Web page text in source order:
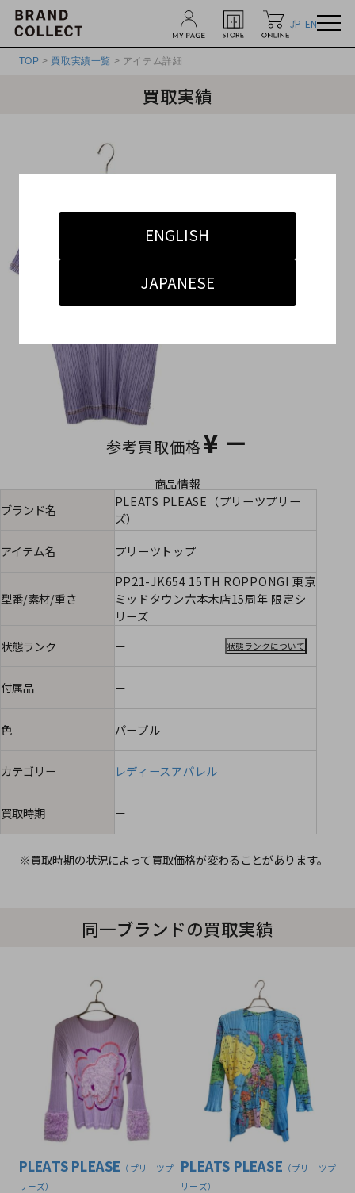
JP EN
ENGLISH
JAPANESE
TOP > 買取実績一覧 > アイテム詳細
買取実績
参考買取価格¥ －
商品情報
ブランド名
PLEATS PLEASE（プリーツプリー
ズ）
アイテム名
プリーツトップ
型番/素材/重さ
PP21-JK654 15TH ROPPONGI 東京
ミッドタウン六本木店15周年 限定シ
リーズ
状態ランク
－ 状態ランクについて
付属品 －
色 パープル
カテゴリー レディースアパレル
買取時期 －
※買取時期の状況によって買取価格が変わることがあります。
同一ブランドの買取実績
PLEATS PLEASE （プリーツプ
リーズ）
PLEATS PLEASE （プリーツプ
リーズ）